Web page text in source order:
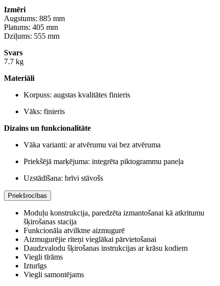
Izmēri
Augstums: 885 mm
Platums: 405 mm
Dziļums: 555 mm
Svars
7.7 kg
Materiāli
Korpuss: augstas kvalitātes finieris
Vāks: finieris
Dizains un funkcionalitāte
Vāka varianti: ar atvērumu vai bez atvēruma
Priekšējā marķējuma: integrēta piktogrammu paneļa
Uzstādīšana: brīvi stāvošs
Priekšrocības
Moduļu konstrukcija, paredzēta izmantošanai kā atkritumu
šķirošanas stacija
Funkcionāla atvilktne aizmugurē
Aizmugurējie riteņi vieglākai pārvietošanai
Daudzvalodu šķirošanas instrukcijas ar krāsu kodiem
Viegli tīrāms
Izturīgs
Viegli samontējams